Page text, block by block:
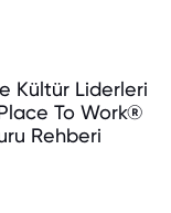
Kültür Liderleri
To Work®
Rehberi